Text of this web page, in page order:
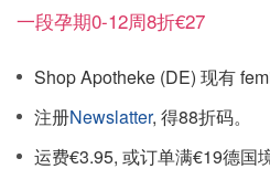
一段孕期0-12周8折€27
Shop Apotheke (DE) 现有
注册Newslatter, 得88折码。
运费€3.95, 或订单满€19德国